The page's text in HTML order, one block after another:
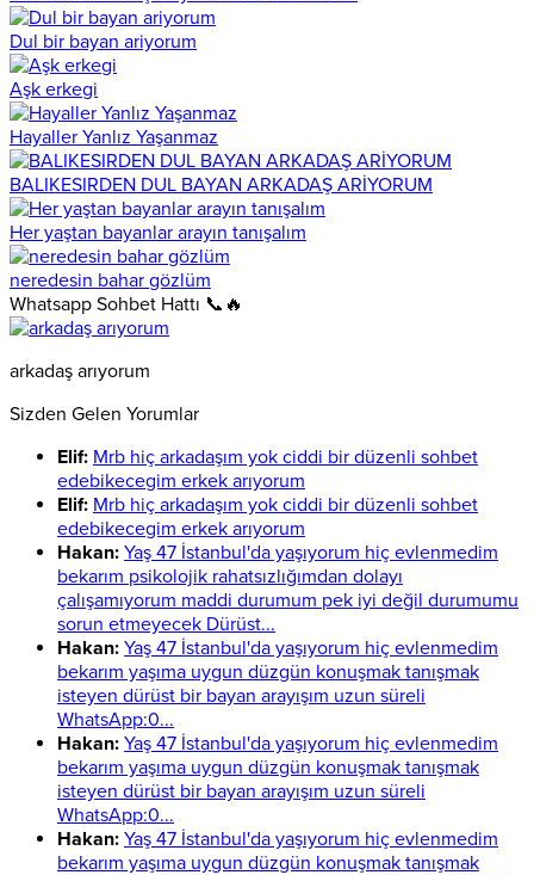
Dul bir bayan ariyorum
Aşk erkegi
Hayaller Yanlız Yaşanmaz
BALIKESIRDEN DUL BAYAN ARKADAŞ ARİYORUM
Her yaştan bayanlar arayın tanışalım
neredesin bahar gözlüm
Whatsapp Sohbet Hattı 📞🔥
arkadaş arıyorum
Sizden Gelen Yorumlar
Elif: Mrb hiç arkadaşım yok ciddi bir düzenli sohbet
edebikecegim erkek arıyorum
Elif: Mrb hiç arkadaşım yok ciddi bir düzenli sohbet
edebikecegim erkek arıyorum
Hakan: Yaş 47 İstanbul'da yaşıyorum hiç evlenmedim
bekarım psikolojik rahatsızlığımdan dolayı
çalışamıyorum maddi durumum pek iyi değil durumumu
sorun etmeyecek Dürüst...
Hakan: Yaş 47 İstanbul'da yaşıyorum hiç evlenmedim
bekarım yaşıma uygun düzgün konuşmak tanışmak
isteyen dürüst bir bayan arayışım uzun süreli
WhatsApp:0...
Hakan: Yaş 47 İstanbul'da yaşıyorum hiç evlenmedim
bekarım yaşıma uygun düzgün konuşmak tanışmak
isteyen dürüst bir bayan arayışım uzun süreli
WhatsApp:0...
Hakan: Yaş 47 İstanbul'da yaşıyorum hiç evlenmedim
bekarım yaşıma uygun düzgün konuşmak tanışmak